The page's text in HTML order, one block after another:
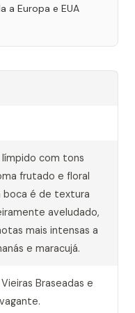
a Europa e EUA
com tons
frutado e floral
boca é de textura
aveludado,
mais intensas a
e maracujá.
Braseadas e